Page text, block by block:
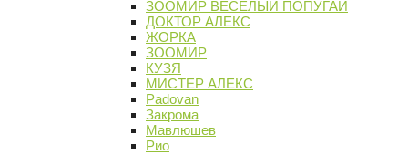
ЗООМИР ВЕСЕЛЫЙ ПОПУГАЙ
ДОКТОР АЛЕКС
ЖОРКА
ЗООМИР
КУЗЯ
МИСТЕР АЛЕКС
Padovan
Закрома
Мавлюшев
Рио